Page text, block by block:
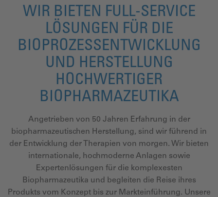
WIR BIETEN FULL-SERVICE
LÖSUNGEN FÜR DIE
BIOPROZESSENTWICKLUNG
UND HERSTELLUNG
HOCHWERTIGER
BIOPHARMAZEUTIKA
Angetrieben von 50 Jahren Erfahrung in der
biopharmazeutischen Herstellung, sind wir führend in
der Entwicklung der Therapien von morgen. Wir bieten
internationale, hochmoderne Anlagen sowie
Expertenlösungen für die komplexesten
Biopharmazeutika und begleiten die Reise ihres
Produkts vom Konzept bis zur Markteinführung. Unsere